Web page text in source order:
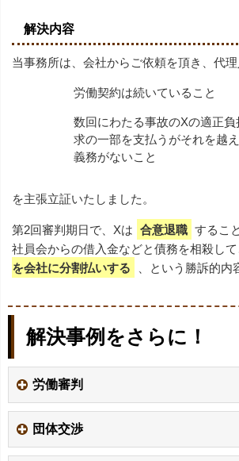
解決内容
当事務所は、会社からご依頼を頂き、代理
労働契約は続いていること
数回にわたる事故のXの適正
求の一部を支払うがそれを越
義務がないこと
を主張立証いたしました。
第2回審判期日で、Xは 合意退職 するこ
社員会からの借入金などと債務を相殺して
を会社に分割払いする
、という勝訴的内
解決事例をさらに！
労働審判
団体交渉